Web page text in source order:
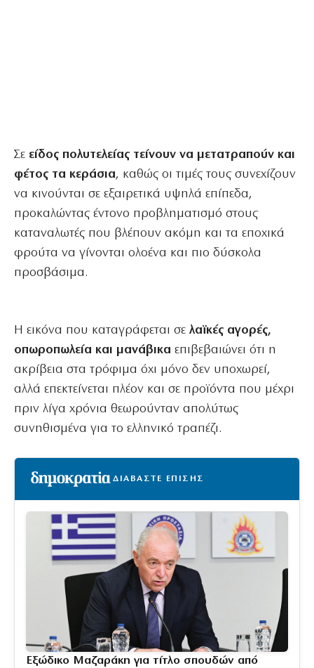
Σε είδος πολυτελείας τείνουν να μετατραπούν και
φέτος τα κεράσια, καθώς οι τιμές τους συνεχίζουν
να κινούνται σε εξαιρετικά υψηλά επίπεδα,
προκαλώντας έντονο προβληματισμό στους
καταναλωτές που βλέπουν ακόμη και τα εποχικά
φρούτα να γίνονται ολοένα και πιο δύσκολα
προσβάσιμα.
Η εικόνα που καταγράφεται σε λαϊκές αγορές,
οπωροπωλεία και μανάβικα επιβεβαιώνει ότι η
ακρίβεια στα τρόφιμα όχι μόνο δεν υποχωρεί,
αλλά επεκτείνεται πλέον και σε προϊόντα που μέχρι
πριν λίγα χρόνια θεωρούνταν απολύτως
συνηθισμένα για το ελληνικό τραπέζι.
ΔΙΑΒΑΣΤΕ ΕΠΙΣΗΣ
Εξώδικο Μαζαράκη για τίτλο σπουδών από